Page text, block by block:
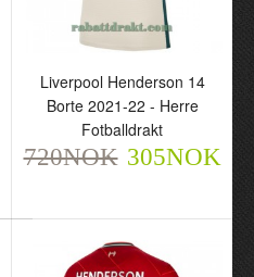
Liverpool Henderson 14
Borte 2021-22 - Herre
Fotballdrakt
720NOK 305NOK